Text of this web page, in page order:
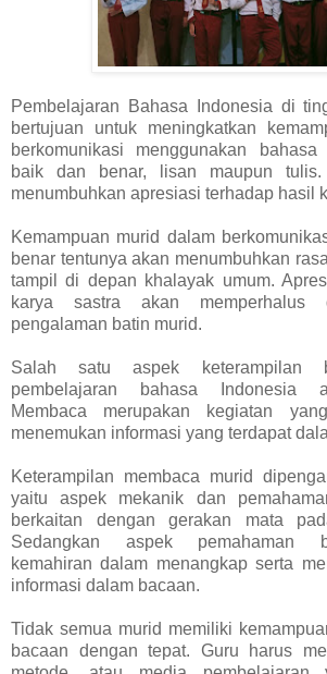
Pembelajaran Bahasa Indonesia di
bertujuan untuk meningkatkan
berkomunikasi menggunakan
baik dan benar, lisan maupun
menumbuhkan apresiasi terhadap hasil
Kemampuan murid dalam
benar tentunya akan menumbuhkan
tampil di depan khalayak umum.
karya sastra akan memperhalus
pengalaman batin murid.
Salah satu aspek keterampilan
pembelajaran bahasa Indonesia
Membaca merupakan kegiatan
menemukan informasi yang terdapat
Keterampilan membaca murid
yaitu aspek mekanik dan
berkaitan dengan gerakan mata
Sedangkan aspek pemahaman
kemahiran dalam menangkap serta
informasi dalam bacaan.
Tidak semua murid memiliki
bacaan dengan tepat. Guru harus